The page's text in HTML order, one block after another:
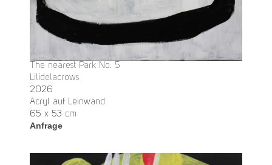
The nearest Park No. 5
Lilidelacrows
2026
Acryl auf Leinwand
65 x 53 cm
Anfrage